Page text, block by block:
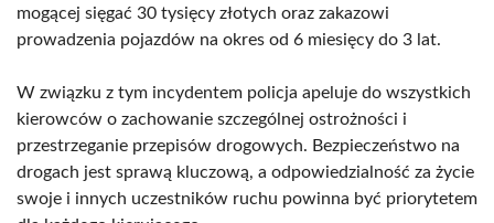
mogącej sięgać 30 tysięcy złotych oraz zakazowi
prowadzenia pojazdów na okres od 6 miesięcy do 3 lat.
W związku z tym incydentem policja apeluje do wszystkich
kierowców o zachowanie szczególnej ostrożności i
przestrzeganie przepisów drogowych. Bezpieczeństwo na
drogach jest sprawą kluczową, a odpowiedzialność za życie
swoje i innych uczestników ruchu powinna być priorytetem